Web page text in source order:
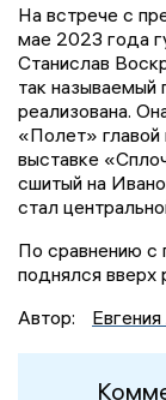
На встрече с
мае 2023 года
Станислав
так называемый
реализована.
«Полет» главой
выставке
сшитый на
стал
По сравнению с
поднялся вверх
Автор: